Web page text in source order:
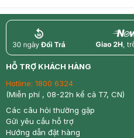
return nowfree
HỖ TRỢ KHÁCH HÀNG
Hotline: 1800 6324
(Miễn phí , 08-22h kể cả T7, CN)
Các câu hỏi thường gặp
Gửi yêu cầu hỗ trợ
Hướng dẫn đặt hàng